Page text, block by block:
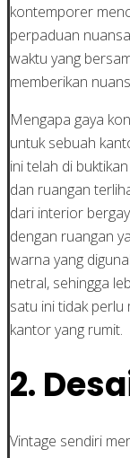
kontemporer
perpaduan
waktu yang
memberikan
Mengapa gaya
untuk sebuah
ini telah di
dan ruangan
dari interior
dengan ruangan
warna yang
netral, sehingga
satu ini tidak
kantor yang rumit.
2.
Vintage sendiri